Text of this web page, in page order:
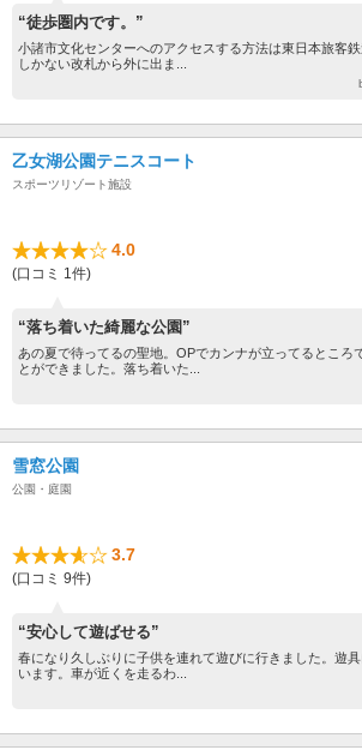
“徒歩圏内です。”
小諸市文化センターへのアクセスする方法は東日本旅客
しかない改札から外に出ま...
乙女湖公園テニスコート
スポーツリゾート施設
4.0
(口コミ 1件)
“落ち着いた綺麗な公園”
あの夏で待ってるの聖地。OPでカンナが立ってるところ
とができました。落ち着いた...
雪窓公園
公園・庭園
3.7
(口コミ 9件)
“安心して遊ばせる”
春になり久しぶりに子供を連れて遊びに行きました。遊
います。車が近くを走るわ...